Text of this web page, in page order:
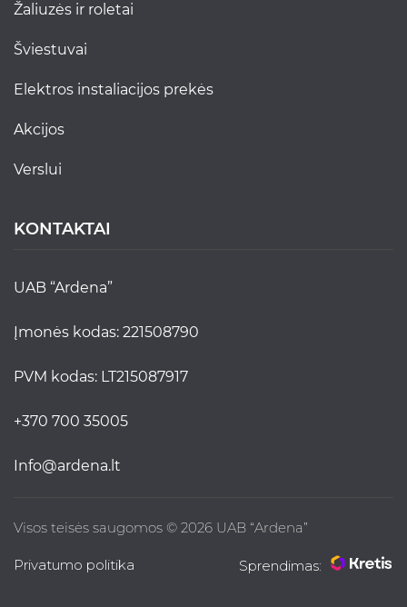
žaliuzės ir roletai
šviestuvai
elektros instaliacijos prekės
akcijos
verslui
KONTAKTAI
UAB “Ardena”
Įmonės kodas: 221508790
PVM kodas: LT215087917
+370 700 35005
info@ardena.lt
Visos teisės saugomos © 2026 UAB “Ardena”
Privatumo politika Sprendimas: